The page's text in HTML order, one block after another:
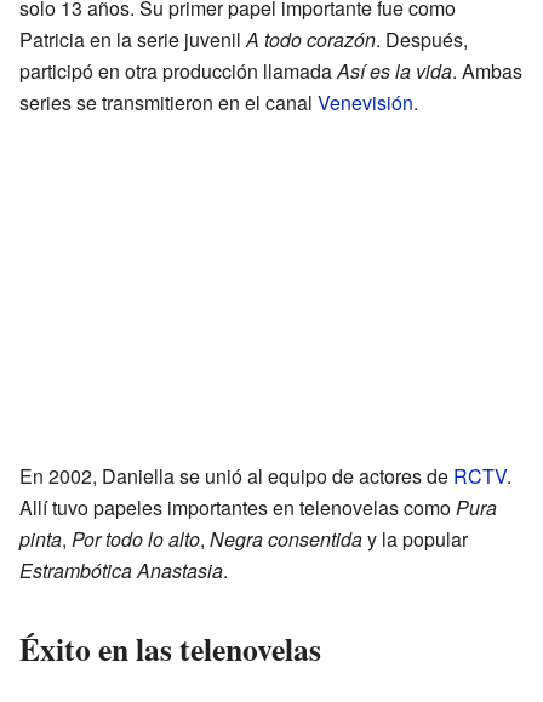
solo 13 años. Su primer papel importante fue como
Patricia en la serie juvenilA todo corazón. Después,
participó en otra producción llamadaAsí es la vida. Ambas
series se transmitieron en el canal Venevisión.
En 2002, Daniella se unió al equipo de actores de RCTV.
Allí tuvo papeles importantes en telenovelas comoPura
pinta, Por todo lo alto, Negra consentiday la popular
Estrambótica Anastasia.
Éxito en las telenovelas